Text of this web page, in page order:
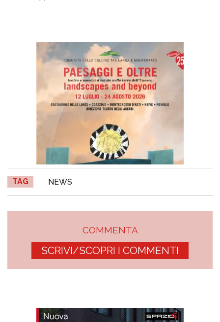
TAG NEWS
COMMENTA
SCRIVI/SCOPRI I COMMENTI